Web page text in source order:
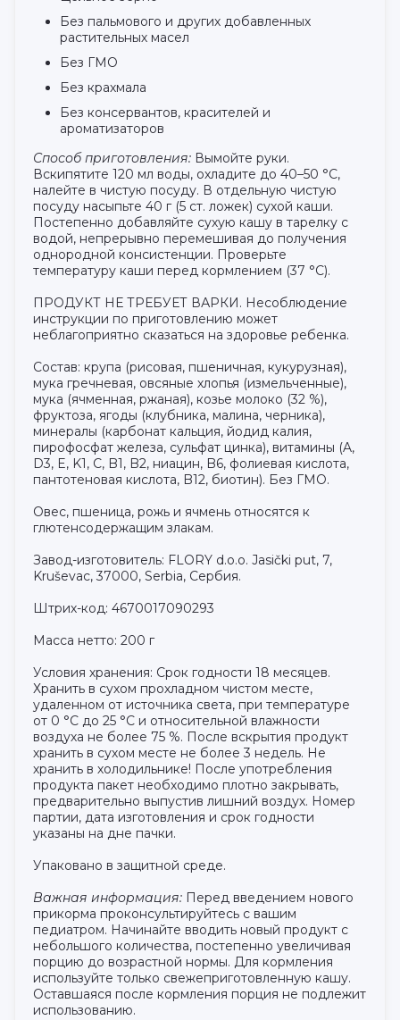
Без пальмового и других добавленных
растительных масел
Без ГМО
Без крахмала
Без консервантов, красителей и
ароматизаторов
Способ приготовления: Вымойте руки.
Вскипятите 120 мл воды, охладите до 40–50 °С,
налейте в чистую посуду. В отдельную чистую
посуду насыпьте 40 г (5 ст. ложек) сухой каши.
Постепенно добавляйте сухую кашу в тарелку с
водой, непрерывно перемешивая до получения
однородной консистенции. Проверьте
температуру каши перед кормлением (37 °С).
ПРОДУКТ НЕ ТРЕБУЕТ ВАРКИ. Несоблюдение
инструкции по приготовлению может
неблагоприятно сказаться на здоровье ребенка.
Состав: крупа (рисовая, пшеничная, кукурузная),
мука гречневая, овсяные хлопья (измельченные),
мука (ячменная, ржаная), козье молоко (32 %),
фруктоза, ягоды (клубника, малина, черника),
минералы (карбонат кальция, йодид калия,
пирофосфат железа, сульфат цинка), витамины (A,
D3, E, K1, C, B1, B2, ниацин, B6, фолиевая кислота,
пантотеновая кислота, B12, биотин). Без ГМО.
Овес, пшеница, рожь и ячмень относятся к
глютенсодержащим злакам.
Завод-изготовитель: FLORY d.o.o. Jasički put, 7,
Kruševac, 37000, Serbia, Сербия.
Штрих-код: 4670017090293
Масса нетто: 200 г
Условия хранения: Срок годности 18 месяцев.
Хранить в сухом прохладном чистом месте,
удаленном от источника света, при температуре
от 0 °С до 25 °С и относительной влажности
воздуха не более 75 %. После вскрытия продукт
хранить в сухом месте не более 3 недель. Не
хранить в холодильнике! После употребления
продукта пакет необходимо плотно закрывать,
предварительно выпустив лишний воздух. Номер
партии, дата изготовления и срок годности
указаны на дне пачки.
Упаковано в защитной среде.
Важная информация: Перед введением нового
прикорма проконсультируйтесь с вашим
педиатром. Начинайте вводить новый продукт с
небольшого количества, постепенно увеличивая
порцию до возрастной нормы. Для кормления
используйте только свежеприготовленную кашу.
Оставшаяся после кормления порция не подлежит
использованию.